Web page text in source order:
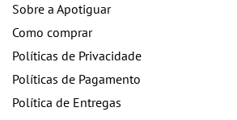
Sobre a Apotiguar
Como comprar
Políticas de Privacidade
Políticas de Pagamento
Política de Entregas